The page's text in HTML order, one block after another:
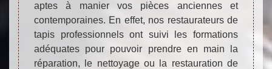
aptes à manier vos pièces anciennes et
contemporaines. En effet, nos restaurateurs de
tapis professionnels ont suivi les formations
adéquates pour pouvoir prendre en main la
réparation, le nettoyage ou la restauration de